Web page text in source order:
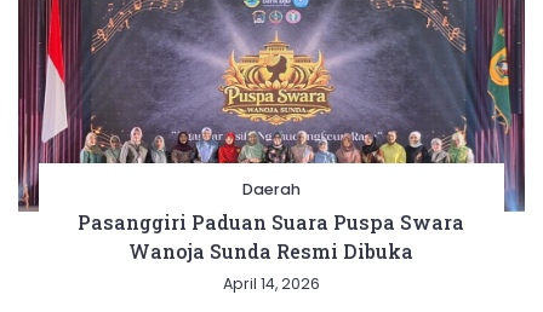
Daerah
Pasanggiri Paduan Suara Puspa Swara
Wanoja Sunda Resmi Dibuka
April 14, 2026